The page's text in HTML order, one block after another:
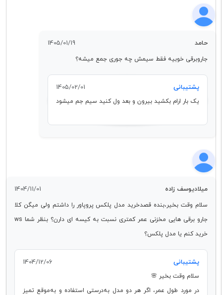
حامد 1405/01/19
جاروبرقی خوبیه فقط سیمش چه جوری جمع میشه؟
پشتیبانی 1405/02/01
یک بار ارام بکشید بیرون و بعد ول کنید سیم جم میشود
میلادیوسف زاده 1404/11/01
سلام وقت بخیر،بنده قصدخرید مدل پلکس پروپاور را داشتم ولی میگن کلا
جارو برقی هایی مخزنی عمر کمتری نسبت به کیسه ای دارن؟ بنظر شما ws
خرید کنم یا مدل پلکس؟
پشتیبانی 1404/12/06
سلام وقت بخیر 🌸
در مورد طول عمر، اگر هر دو مدل به‌درستی استفاده و به‌موقع تمیز